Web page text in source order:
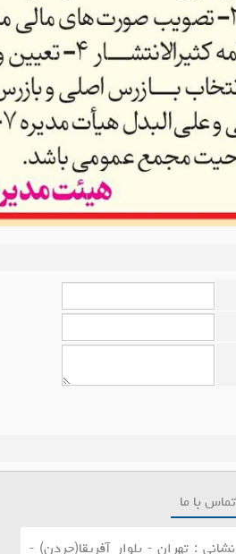
تماس با ما
نشانی : تهران - بلوار آفریقا(جردن) -